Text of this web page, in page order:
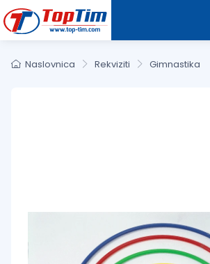
Naslovnica Rekviziti Gimnastika